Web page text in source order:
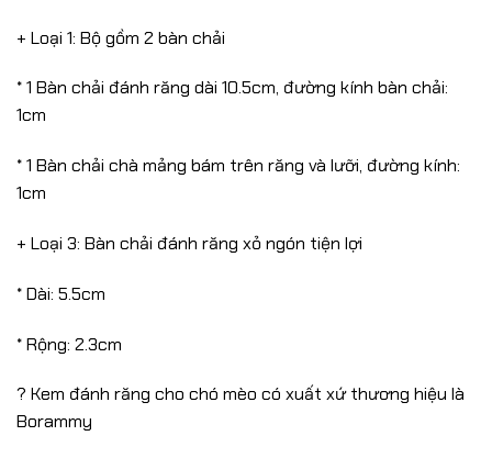
+ Loại 1: Bộ gồm 2 bàn chải
* 1 Bàn chải đánh răng dài 10.5cm, đường kính bàn chải:
1cm
* 1 Bàn chải chà mảng bám trên răng và lưỡi, đường kính:
1cm
+ Loại 3: Bàn chải đánh răng xỏ ngón tiện lợi
* Dài: 5.5cm
* Rộng: 2.3cm
? Kem đánh răng cho chó mèo có xuất xứ thương hiệu là
Borammy